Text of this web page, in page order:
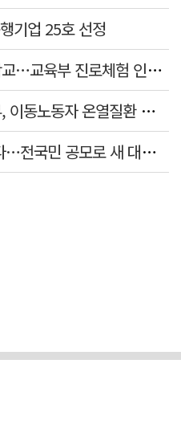
기업 25호 선정
경북과학대 전통문화체험학교…교육부 진로체험 인증기관 선정
안전보건공단 경북지역본부, 이동노동자 온열질환 예방 캠페인
상주 세계모자축제 사라진다…전국민 공모로 새 대표축제 발굴 나서